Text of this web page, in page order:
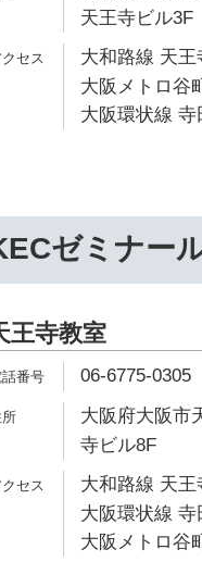
天王寺ビル3F
大和路線 天
大阪メトロ谷
大阪環状線
ゼミナー
王寺教室
06-6775-0305
大阪府大阪市
寺ビル8F
大和路線 天
大阪環状線
大阪メトロ谷